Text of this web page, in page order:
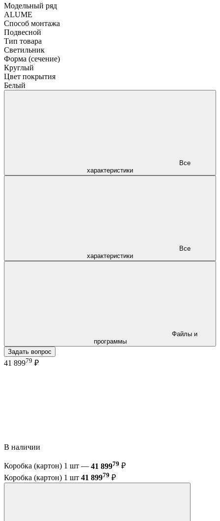
Модельный ряд
ALUME
Способ монтажа
Подвесной
Тип товара
Светильник
Форма (сечение)
Круглый
Цвет покрытия
Белый
характеристики
характеристики
программы
Задать вопрос
41 89979 ₽
В наличии
Коробка (картон) 1 шт — 41 89979 ₽
Коробка (картон) 1 шт 41 89979 ₽